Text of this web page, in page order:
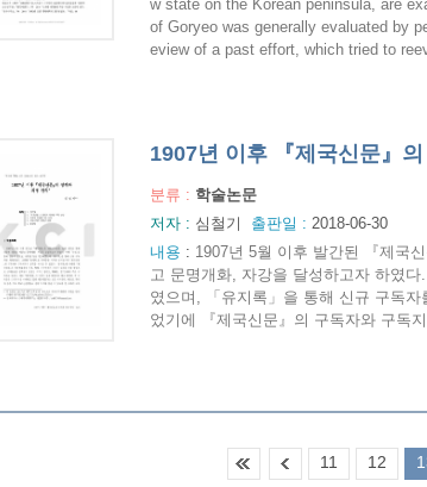
w state on the Korean peninsula, are
of Goryeo was generally evaluated by
eview of a past effort, which tried to
1907년 이후 『제국신문』
분류 : 학술논문
저자 : 심철기 출판일 : 2018-06-30
내용 : 1907년 5월 이후 발간된 『제국
고 문명개화, 자강을 달성하고자 하였
였으며, 「유지록」을 통해 신규 구독
었기에 『제국신문』의 구독자와 구독
11 12